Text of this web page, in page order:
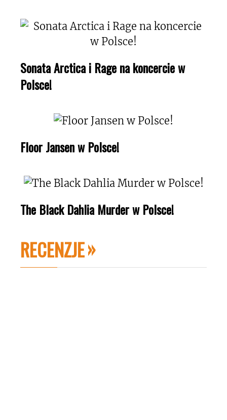
Sonata Arctica i Rage na koncercie w
Polsce!
Floor Jansen w Polsce!
The Black Dahlia Murder w Polsce!
RECENZJE